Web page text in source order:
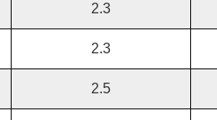
2.3
2.3
2.5